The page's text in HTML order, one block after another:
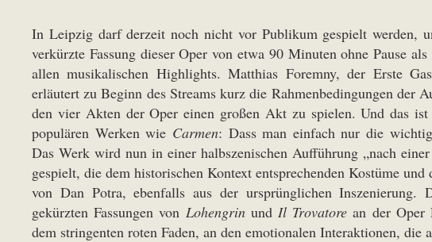
In Leipzig darf derzeit noch nicht vor Publikum gespielt werden,
verkürzte Fassung dieser Oper von etwa 90 Minuten ohne Pause
allen musikalischen Highlights. Matthias Foremny, der Erste
erläutert zu Beginn des Streams kurz die Rahmenbedingungen der
den vier Akten der Oper einen großen Akt zu spielen. Und das
populären Werken wie Carmen: Dass man einfach nur die
Das Werk wird nun in einer halbszenischen Aufführung „nach
gespielt, die dem historischen Kontext entsprechenden Kostüme
von Dan Potra, ebenfalls aus der ursprünglichen
gekürzten Fassungen von Lohengrinund Il Trovatore an der Oper
dem stringenten roten Faden, an den emotionalen Interaktionen, die